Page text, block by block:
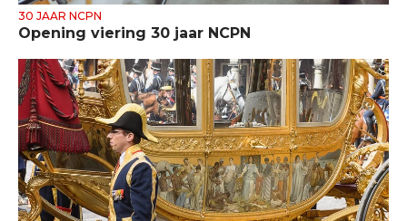
30 JAAR NCPN
Opening viering 30 jaar NCPN